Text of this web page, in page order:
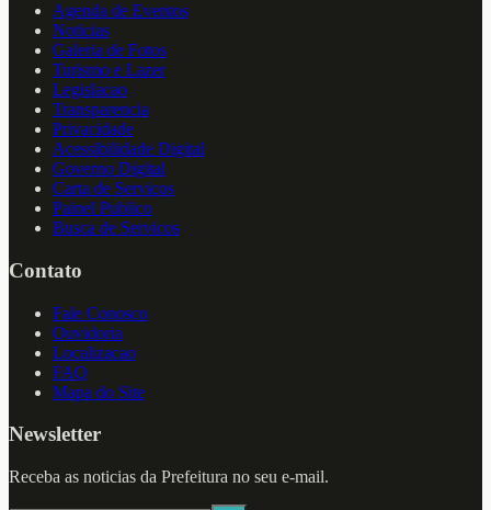
Agenda de Eventos
Noticias
Galeria de Fotos
Turismo e Lazer
Legislacao
Transparencia
Privacidade
Acessibilidade Digital
Governo Digital
Carta de Servicos
Painel Publico
Busca de Servicos
Contato
Fale Conosco
Ouvidoria
Localizacao
FAQ
Mapa do Site
Newsletter
Receba as noticias da Prefeitura no seu e-mail.